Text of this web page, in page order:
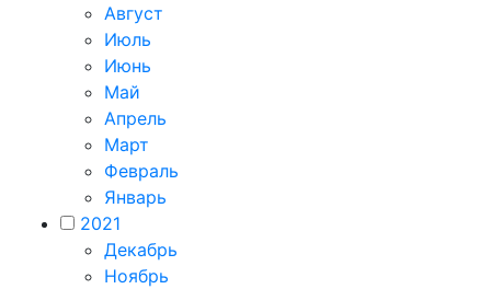
Август
Июль
Июнь
Май
Апрель
Март
Февраль
Январь
2021
Декабрь
Ноябрь